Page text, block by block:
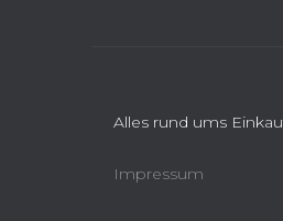
Alles rund ums
Impressum